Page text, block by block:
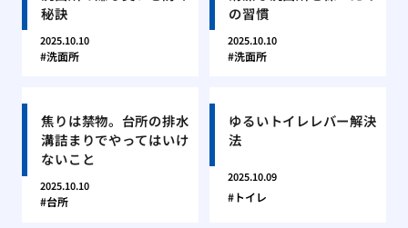
秘訣
2025.10.10
洗面所
の習慣
2025.10.10
洗面所
焦りは禁物。台所の排水
溝詰まりでやってはいけ
ないこと
2025.10.10
台所
ゆるいトイレレバー解決
法
2025.10.09
トイレ